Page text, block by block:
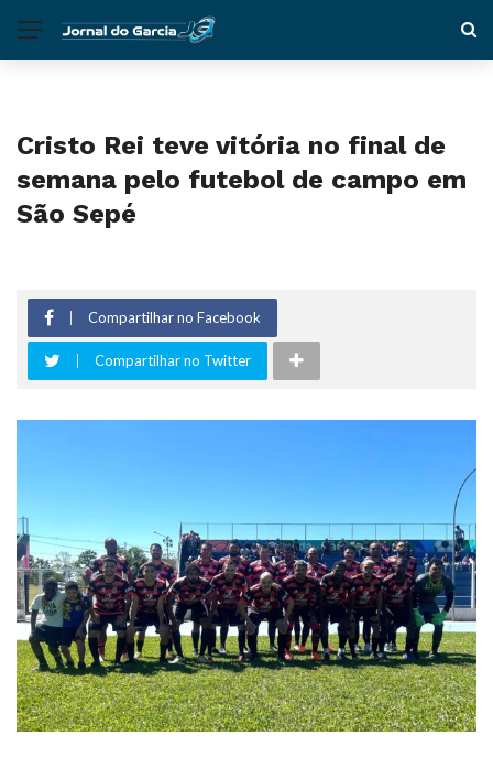
Cristo Rei teve vitória no final de
semana pelo futebol de campo em
São Sepé
Compartilhar no Facebook
Compartilhar no Twitter